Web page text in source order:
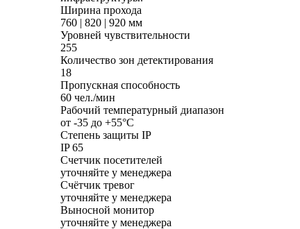
Ширина прохода
760 | 820 | 920 мм
Уровней чувствительности
255
Количество зон детектирования
18
Пропускная способность
60 чел./мин
Рабочий температурный диапазон
от -35 до +55°C
Степень защиты IP
IP 65
Счетчик посетителей
уточняйте у менеджера
Счётчик тревог
уточняйте у менеджера
Выносной монитор
уточняйте у менеджера